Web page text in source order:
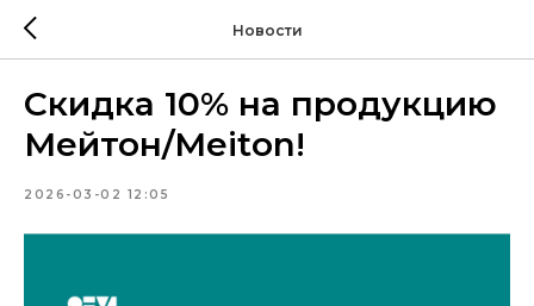
Новости
Скидка 10% на продукцию
Мейтон/Meiton!
2026-03-02 12:05